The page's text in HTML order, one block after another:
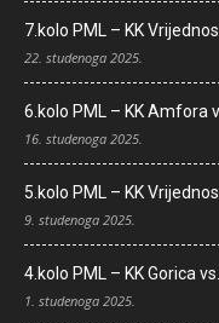
7.kolo PML – KK
22. studenoga 2025.
6.kolo PML – KK Amfora
16. studenoga 2025.
5.kolo PML – KK
9. studenoga 2025.
4.kolo PML – KK Gorica
1. studenoga 2025.